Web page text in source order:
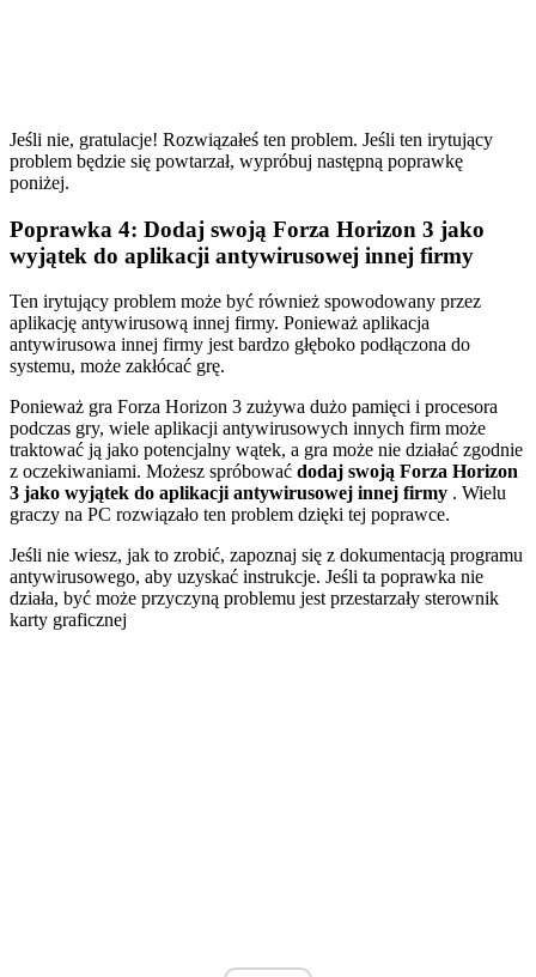
Jeśli nie, gratulacje! Rozwiązałeś ten problem. Jeśli ten irytujący
problem będzie się powtarzał, wypróbuj następną poprawkę
poniżej.
Poprawka 4: Dodaj swoją Forza Horizon 3 jako
wyjątek do aplikacji antywirusowej innej firmy
Ten irytujący problem może być również spowodowany przez
aplikację antywirusową innej firmy. Ponieważ aplikacja
antywirusowa innej firmy jest bardzo głęboko podłączona do
systemu, może zakłócać grę.
Ponieważ gra Forza Horizon 3 zużywa dużo pamięci i procesora
podczas gry, wiele aplikacji antywirusowych innych firm może
traktować ją jako potencjalny wątek, a gra może nie działać zgodnie
z oczekiwaniami. Możesz spróbować dodaj swoją Forza Horizon
3 jako wyjątek do aplikacji antywirusowej innej firmy . Wielu
graczy na PC rozwiązało ten problem dzięki tej poprawce.
Jeśli nie wiesz, jak to zrobić, zapoznaj się z dokumentacją programu
antywirusowego, aby uzyskać instrukcje. Jeśli ta poprawka nie
działa, być może przyczyną problemu jest przestarzały sterownik
karty graficznej